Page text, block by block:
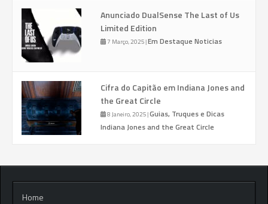
Anunciado DualSense The Last of Us
Limited Edition
7 Março, 2025|Em Destaque Noticias
Cifra do Capitão em Indiana Jones and
the Great Circle
8 Janeiro, 2025|Guias, Truques e Dicas
Indiana Jones and the Great Circle
Home